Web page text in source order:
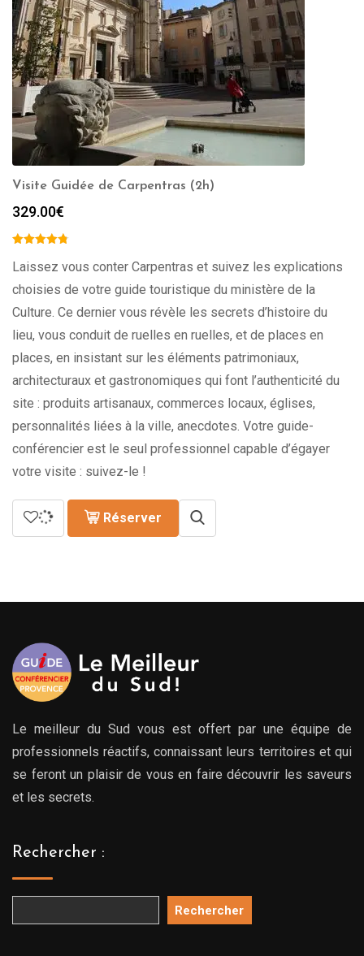
Visite Guidée de Carpentras (2h)
329.00€
Laissez vous conter Carpentras et suivez les explications
choisies de votre guide touristique du ministère de la
Culture. Ce dernier vous révèle les secrets d’histoire du
lieu, vous conduit de ruelles en ruelles, et de places en
places, en insistant sur les éléments patrimoniaux,
architecturaux et gastronomiques qui font l’authenticité du
site : produits artisanaux, commerces locaux, églises,
personnalités liées à la ville, anecdotes. Votre guide-
conférencier est le seul professionnel capable d’égayer
votre visite : suivez-le !
Réserver
Le meilleur du Sud vous est offert par une équipe de
professionnels réactifs, connaissant leurs territoires et qui
se feront un plaisir de vous en faire découvrir les saveurs
et les secrets.
Rechercher :
Rechercher